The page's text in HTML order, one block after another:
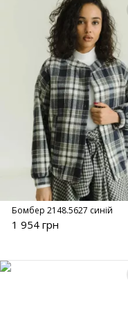
Бомбер 2148.5627 синій
1 954 грн